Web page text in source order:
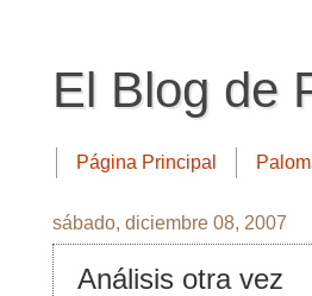
El Blog de
Página Principal
sábado, diciembre 08, 2007
Análisis otra vez